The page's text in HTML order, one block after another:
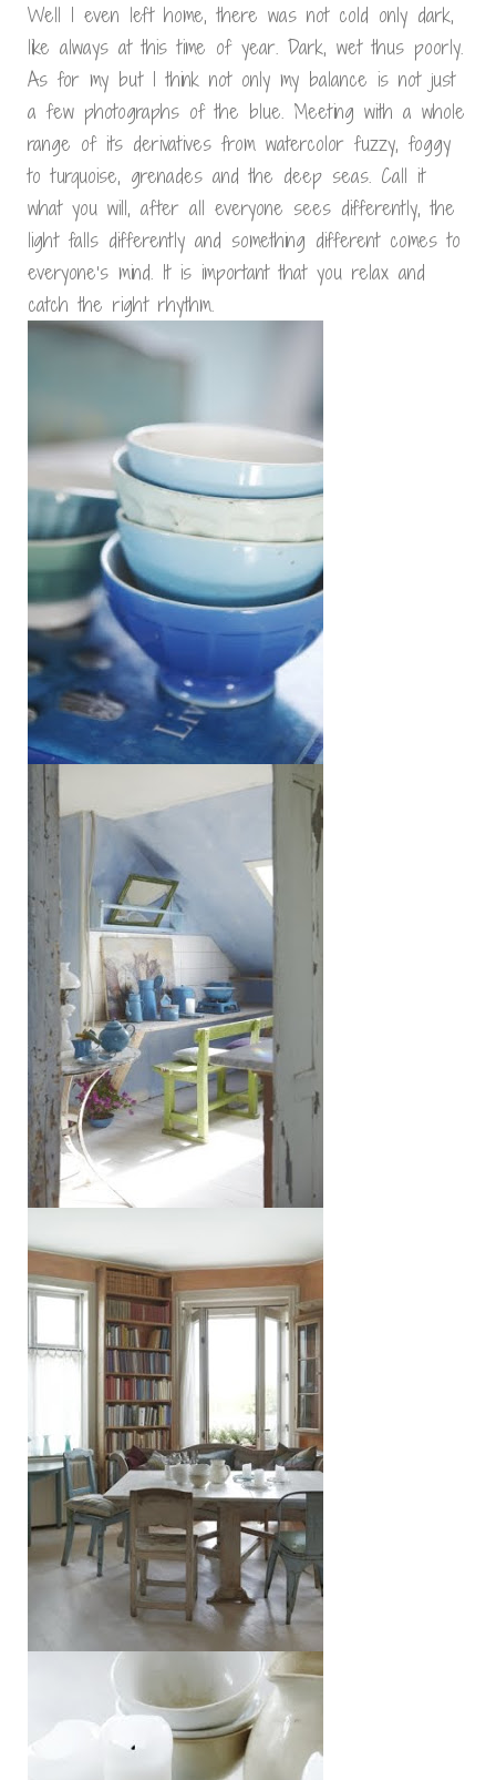
Well I even left home, there was not cold only dark,
like always at this time of year. Dark, wet thus poorly.
As for my but I think not only my balance is not just
a few photographs of the blue. Meeting with a whole
range of its derivatives from watercolor fuzzy, foggy
to turquoise, grenades and the deep seas. Call it
what you will, after all everyone sees differently, the
light falls differently and something different comes to
everyone’s mind. It is important that you relax and
catch the right rhythm.